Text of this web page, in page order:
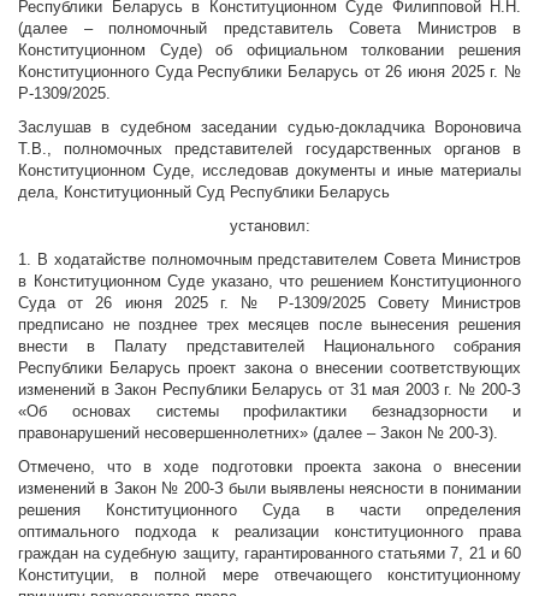
Республики Беларусь в Конституционном Суде Филипповой Н.Н.
(далее – полномочный представитель Совета Министров в
Конституционном Суде) об официальном толковании решения
Конституционного Суда Республики Беларусь от 26 июня 2025 г. №
Р-1309/2025.
Заслушав в судебном заседании судью-докладчика Вороновича
Т.В., полномочных представителей государственных органов в
Конституционном Суде, исследовав документы и иные материалы
дела, Конституционный Суд Республики Беларусь
установил:
1. В ходатайстве полномочным представителем Совета Министров
в Конституционном Суде указано, что решением Конституционного
Суда от 26 июня 2025 г. № Р-1309/2025 Совету Министров
предписано не позднее трех месяцев после вынесения решения
внести в Палату представителей Национального собрания
Республики Беларусь проект закона о внесении соответствующих
изменений в Закон Республики Беларусь от 31 мая 2003 г. № 200-З
«Об основах системы профилактики безнадзорности и
правонарушений несовершеннолетних» (далее – Закон № 200-З).
Отмечено, что в ходе подготовки проекта закона о внесении
изменений в Закон № 200-З были выявлены неясности в понимании
решения Конституционного Суда в части определения
оптимального подхода к реализации конституционного права
граждан на судебную защиту, гарантированного статьями 7, 21 и 60
Конституции, в полной мере отвечающего конституционному